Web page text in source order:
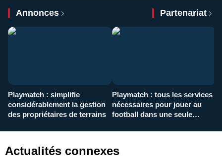
Annonces Partenariat
Playmatch : simplifie
considérablement la gestion
des propriétaires de terrains
Playmatch : tous les services
nécessaires pour jouer au
football dans une seule
Actualités connexes